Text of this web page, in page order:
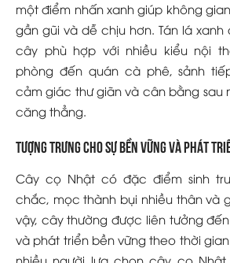
một điểm nhấn xanh giúp không
gần gũi và dễ chịu hơn. Tán lá
cây phù hợp với nhiều kiểu nội
phòng đến quán cà phê, sảnh
cảm giác thư giãn và cân bằng sau
căng thẳng.
Tượng trưng cho sự bền vững và phát
Cây cọ Nhật có đặc điểm sinh
chắc, mọc thành bụi nhiều thân và
vậy, cây thường được liên tưởng
và phát triển bền vững theo thời